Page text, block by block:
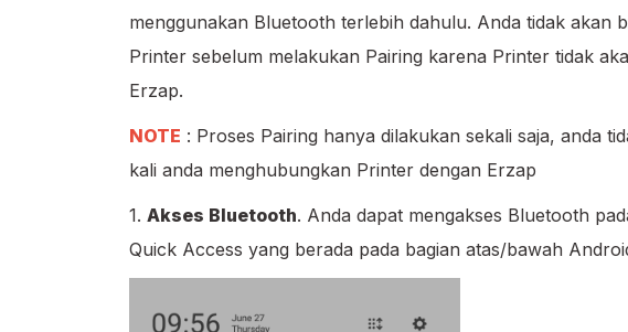
menggunakan Bluetooth terlebih dahulu. Anda tidak akan
Printer sebelum melakukan Pairing karena Printer tidak
Erzap.
NOTE : Proses Pairing hanya dilakukan sekali saja, anda
kali anda menghubungkan Printer dengan Erzap
1. Akses Bluetooth. Anda dapat mengakses Bluetooth
Quick Access yang berada pada bagian atas/bawah